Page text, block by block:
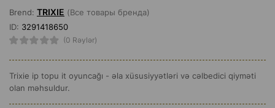
Brend: TRIXIE (Все товары бренда)
ID: 3291418650
(0 Rəylər)
Trixie ip topu it oyuncağı - əla xüsusiyyətləri və cəlbedici qiyməti
olan məhsuldur.